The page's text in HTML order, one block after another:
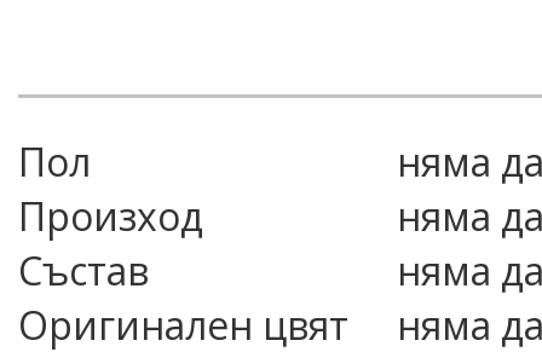
Пол
няма
Произход
няма
Състав
няма
Оригинален цвят
няма